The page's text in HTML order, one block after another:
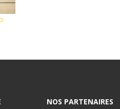
NOS PARTENAIRES